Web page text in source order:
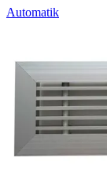
Automatik